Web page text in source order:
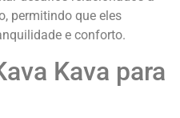
permitindo que eles
e conforto.
Kava para